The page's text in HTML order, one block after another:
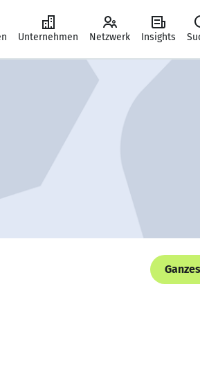
Unternehmen Netzwerk Insights